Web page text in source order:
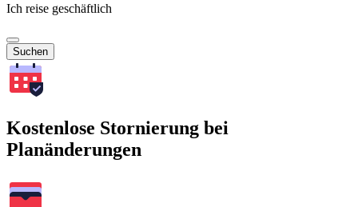
Ich reise geschäftlich
Suchen
Kostenlose Stornierung bei
Planänderungen